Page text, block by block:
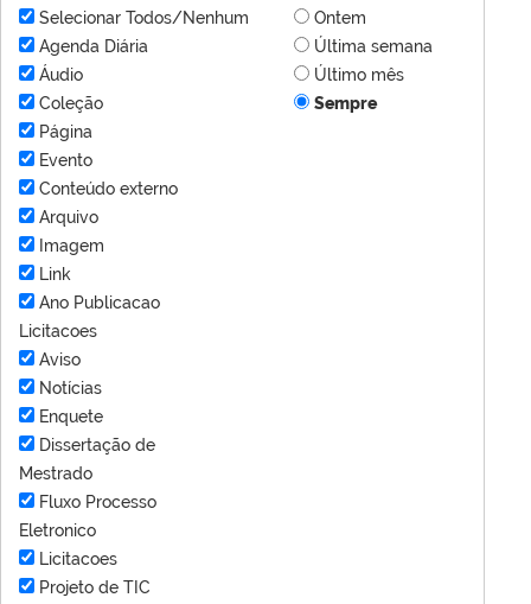
Selecionar Todos/Nenhum
Agenda Diária
Áudio
Coleção
Página
Evento
Conteúdo externo
Arquivo
Imagem
Link
Ano Publicacao
Licitacoes
Aviso
Notícias
Enquete
Dissertação de
Mestrado
Fluxo Processo
Eletronico
Licitacoes
Projeto de TIC
Ontem
Última semana
Último mês
Sempre